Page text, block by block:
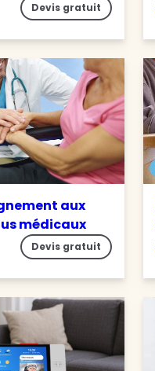
Devis gratuit
aux
médicaux
Devis gratuit